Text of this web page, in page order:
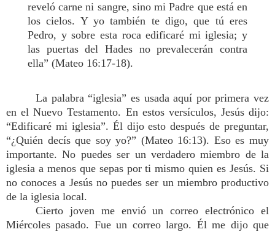
reveló carne ni sangre, sino mi Padre que está en
los cielos. Y yo también te digo, que tú eres
Pedro, y sobre esta roca edificaré mi iglesia; y
las puertas del Hades no prevalecerán contra
ella” (Mateo 16:17-18).
La palabra “iglesia” es usada aquí por primera vez
en el Nuevo Testamento. En estos versículos, Jesús dijo:
“Edificaré mi iglesia”. Él dijo esto después de preguntar,
“¿Quién decís que soy yo?” (Mateo 16:13). Eso es muy
importante. No puedes ser un verdadero miembro de la
iglesia a menos que sepas por ti mismo quien es Jesús. Si
no conoces a Jesús no puedes ser un miembro productivo
de la iglesia local.
Cierto joven me envió un correo electrónico el
Miércoles pasado. Fue un correo largo. Él me dijo que